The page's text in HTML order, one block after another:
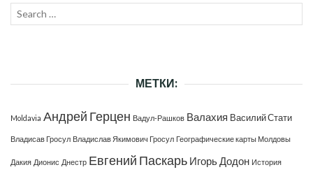
Search
МЕТКИ:
Moldavia Андрей Герцен Вадул-Рашков Валахия Василий Стати
Владисав Гросул Владислав Якимович Гросул Географические карты Молдовы
Дакия Дионис Днестр Евгений Паскарь Игорь Додон История